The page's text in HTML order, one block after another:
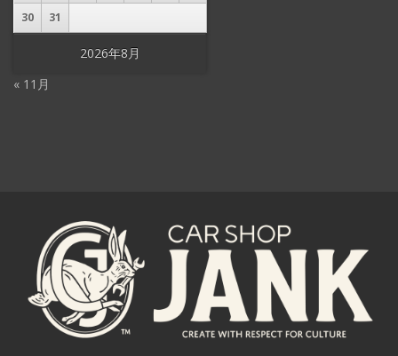
2026年8月
30
31
« 11月